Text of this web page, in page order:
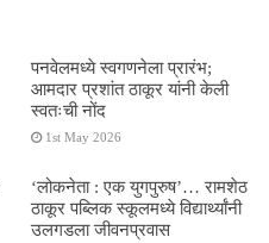
पनवेलमध्ये स्वगणनेला प्रारंभ;
आमदार प्रशांत ठाकूर यांनी केली
स्वतःची नोंद
1st May 2026
‌‘लोकनेता : एक युगपुरुष‌’… रामशेठ
ठाकूर पब्लिक स्कूलमध्ये विद्यार्थ्यांनी
उलगडला जीवनप्रवास